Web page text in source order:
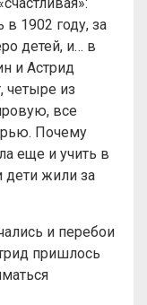
1902 году, за
детей, и… в
и Астрид
четыре из
все
Почему
еще и учить в
жили за
и перебои
пришлось